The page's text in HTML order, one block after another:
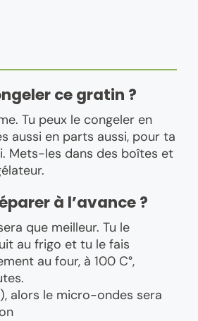
ce gratin ?
Tu peux le congeler en
aussi en parts aussi, pour ta
Mets-les dans des boîtes et
à l’avance ?
que meilleur. Tu le
au frigo et tu le fais
au four, à 100 C°,
alors le micro-ondes sera